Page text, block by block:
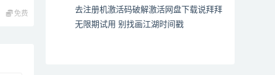
免费
去注册机激活码破解激活网盘下载说拜拜
无限期试用 别找画江湖时间戳